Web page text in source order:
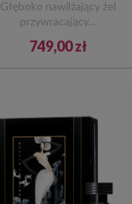
Głęboko nawilżający żel
przywracający...
749,00 zł